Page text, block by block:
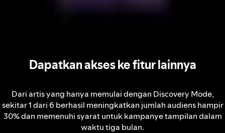
Dapatkan akses ke fitur lainnya
Dari artis yang hanya memulai dengan Discovery Mode,
sekitar 1 dari 6 berhasil meningkatkan jumlah audiens hampir
30% dan memenuhi syarat untuk kampanye tampilan dalam
waktu tiga bulan.